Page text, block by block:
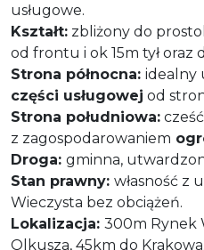
usługowe.
Kształt: zbliżony do
od frontu i ok 15m tył oraz
Strona północna: idealny
części usługowej od
Strona południowa: cześć
z zagospodarowaniem
Droga: gminna,
Stan prawny: własność z
Wieczysta bez obciążeń.
Lokalizacja: 300m Rynek
Olkusza, 45km do Krakowa.